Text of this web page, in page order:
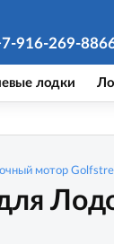
916-269-
лодки
мотор